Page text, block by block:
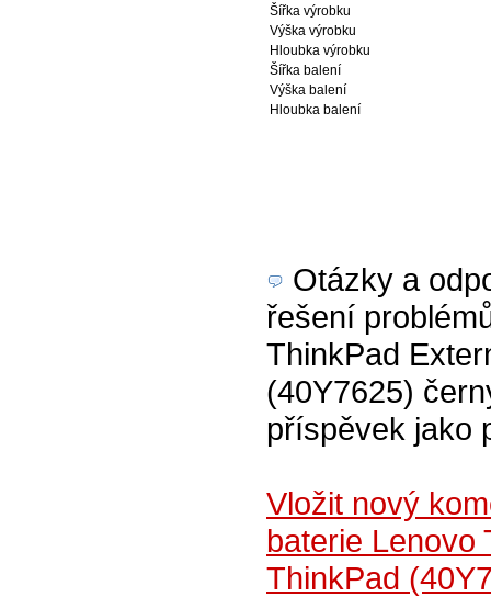
Šířka výrobku
Výška výrobku
Hloubka výrobku
Šířka balení
Výška balení
Hloubka balení
Otázky a
řešení
ThinkPad
(40Y7625)
příspěvek jako
Vložit nový
baterie Lenovo
ThinkPad